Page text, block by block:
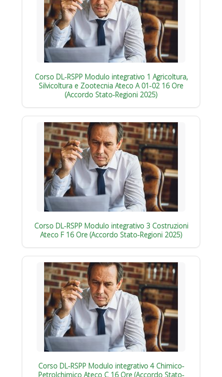
Corso DL-RSPP Modulo integrativo 1 Agricoltura,
Silvicoltura e Zootecnia Ateco A 01-02 16 Ore
(Accordo Stato-Regioni 2025)
Corso DL-RSPP Modulo integrativo 3 Costruzioni
Ateco F 16 Ore (Accordo Stato-Regioni 2025)
Corso DL-RSPP Modulo integrativo 4 Chimico-
Petrolchimico Ateco C 16 Ore (Accordo Stato-